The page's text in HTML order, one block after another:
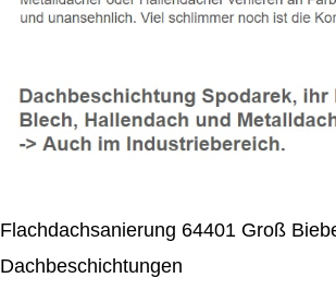
Flachdachsanierung 64401 Groß
Dachbeschichtungen